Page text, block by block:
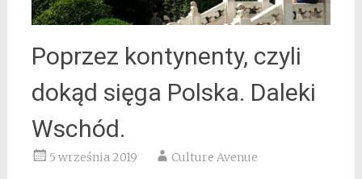
Poprzez kontynenty, czyli
dokąd sięga Polska. Daleki
Wschód.
5 września 2019 Culture Avenue